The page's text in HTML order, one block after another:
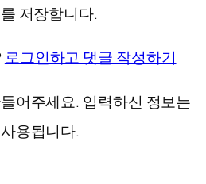
저장합니다.
로그인하고 댓글 작성하기
어주세요. 입력하신 정보는
용됩니다.